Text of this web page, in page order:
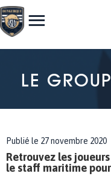
LE
Publié le 27 novembre 2020
Retrouvez les
le staff maritime